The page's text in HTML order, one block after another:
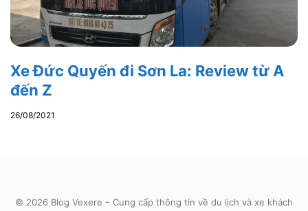
Xe Đức Quyến đi Sơn La: Review từ A
đến Z
26/08/2021
© 2026 Blog Vexere – Cung cấp thông tin về du lịch và xe khách